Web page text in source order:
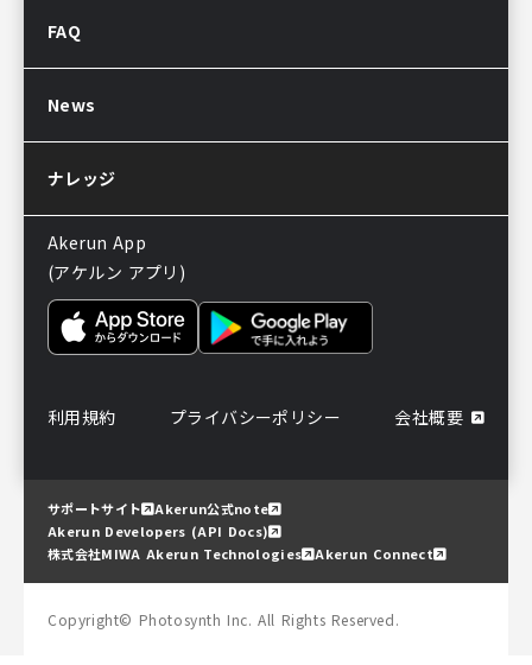
Akerunお見積り依頼
販売パートナー制度
導入後のよくある質問
FAQ
News
ナレッジ
Akerun App
(アケルン アプリ)
利用規約 プライバシーポリシー 会社概要
サポートサイト
Akerun公式note
Akerun Developers (API Docs)
株式会社MIWA Akerun Technologies
Akerun Connect
Copyright© Photosynth Inc. All Rights Reserved.